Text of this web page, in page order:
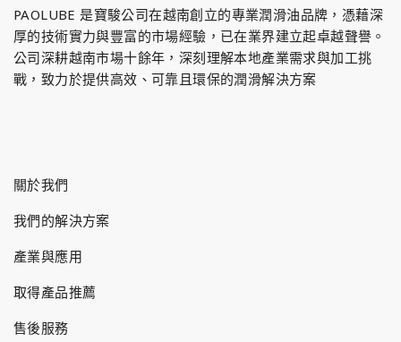
PAOLUBE 是寶駿公司在越南創立的專業潤滑油品牌，憑藉深
厚的技術實力與豐富的市場經驗，已在業界建立起卓越聲譽。
公司深耕越南市場十餘年，深刻理解本地產業需求與加工挑
戰，致力於提供高效、可靠且環保的潤滑解決方案
關於我們
我們的解決方案
產業與應用
取得產品推薦
售後服務